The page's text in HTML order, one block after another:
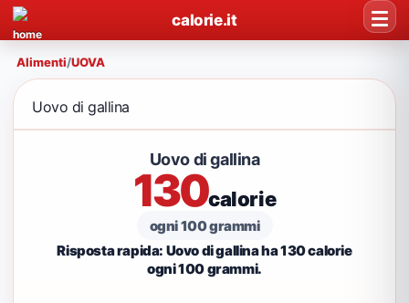
calorie.it
Alimenti/UOVA
Uovo di gallina
Uovo di gallina
130calorie
ogni 100 grammi
Risposta rapida: Uovo di gallina ha 130 calorie
ogni 100 grammi.